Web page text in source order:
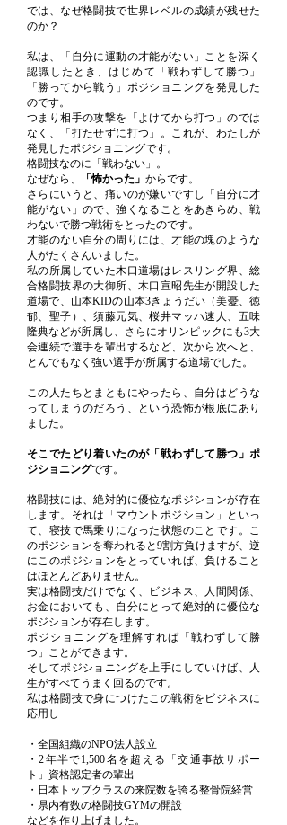
では、なぜ格闘技で世界レベルの成績が残せた
のか？
私は、「自分に運動の才能がない」ことを深く
認識したとき、はじめて「戦わずして勝つ」
「勝ってから戦う」ポジショニングを発見した
のです。
つまり相手の攻撃を「よけてから打つ」のでは
なく、「打たせずに打つ」。これが、わたしが
発見したポジショニングです。
格闘技なのに「戦わない」。
なぜなら、
「怖かった」 からです。
さらにいうと、痛いのが嫌いですし「自分に才
能がない」ので、強くなることをあきらめ、戦
わないで勝つ戦術をとったのです。
才能のない自分の周りには、才能の塊のような
人がたくさんいました。
私の所属していた木口道場はレスリング界、総
合格闘技界の大御所、木口宣昭先生が開設した
道場で、山本KIDの山本3きょうだい（美憂、徳
郁、聖子）、須藤元気、桜井マッハ速人、五味
隆典などが所属し、さらにオリンピックにも3大
会連続で選手を輩出するなど、次から次へと、
とんでもなく強い選手が所属する道場でした。
この人たちとまともにやったら、自分はどうな
ってしまうのだろう、という恐怖が根底にあり
ました。
そこでたどり着いたのが「戦わずして勝つ」ポ
ジショニングです。
格闘技には、絶対的に優位なポジションが存在
します。それは「マウントポジション」といっ
て、寝技で馬乗りになった状態のことです。こ
のポジションを奪われると9割方負けますが、逆
にこのポジションをとっていれば、負けること
はほとんどありません。
実は格闘技だけでなく、ビジネス、人間関係、
お金においても、自分にとって絶対的に優位な
ポジションが存在します。
ポジショニングを理解すれば「戦わずして勝
つ」ことができます。
そしてポジショニングを上手にしていけば、人
生がすべてうまく回るのです。
私は格闘技で身につけたこの戦術をビジネスに
応用し
・全国組織のNPO法人設立
・2年半で1,500名を超える「交通事故サポー
ト」資格認定者の輩出
・日本トップクラスの来院数を誇る整骨院経営
・県内有数の格闘技GYMの開設
などを作り上げました。